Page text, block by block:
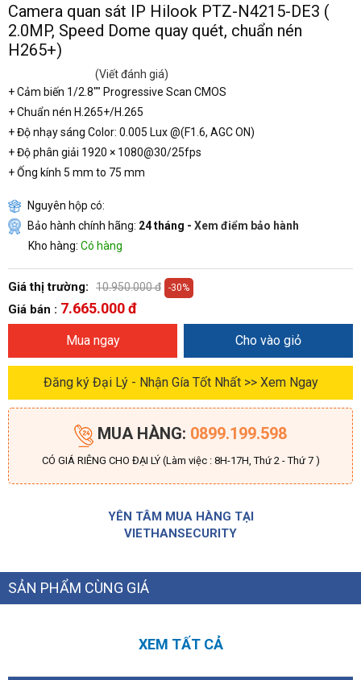
Camera quan sát IP Hilook PTZ-N4215-DE3 (
2.0MP, Speed Dome quay quét, chuẩn nén
H265+)
(Viết đánh giá)
+ Cảm biến 1/2.8"" Progressive Scan CMOS
+ Chuẩn nén H.265+/H.265
+ Độ nhạy sáng Color: 0.005 Lux @(F1.6, AGC ON)
+ Độ phân giải 1920 × 1080@30/25fps
+ Ống kính 5 mm to 75 mm
Nguyên hộp có:
Bảo hành chính hãng: 24 tháng - Xem điểm bảo hành
Kho hàng: Có hàng
Giá thị trường: 10.950.000 đ -30%
Giá bán : 7.665.000 đ
Mua ngay Cho vào giỏ
Đăng ký Đại Lý - Nhận Gía Tốt Nhất >> Xem Ngay
MUA HÀNG: 0899.199.598
CÓ GIÁ RIÊNG CHO ĐẠI LÝ (Làm việc : 8H-17H, Thứ 2 - Thứ 7 )
YÊN TÂM MUA HÀNG TẠI
VIETHANSECURITY
SẢN PHẨM CÙNG GIÁ
XEM TẤT CẢ